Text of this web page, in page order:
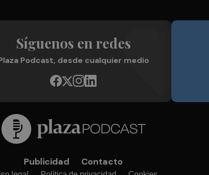
Síguenos en redes
Podcast, desde cualquier medio
Publicidad Contacto